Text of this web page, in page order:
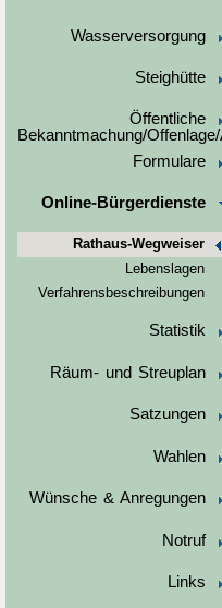
Wasserversorgung
Steighütte
Öffentliche
Bekanntmachung/Offenlage/
Formulare
Online-Bürgerdienste
Rathaus-Wegweiser
Lebenslagen
Verfahrensbeschreibungen
Statistik
Räum- und Streuplan
Satzungen
Wahlen
Wünsche & Anregungen
Notruf
Links